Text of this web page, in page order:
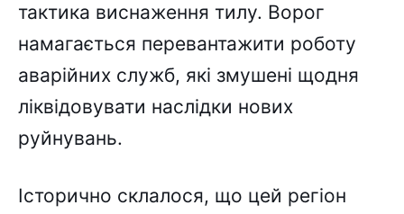
тактика виснаження тилу. Ворог
намагається перевантажити роботу
аварійних служб, які змушені щодня
ліквідовувати наслідки нових
руйнувань.
Історично склалося, що цей регіон